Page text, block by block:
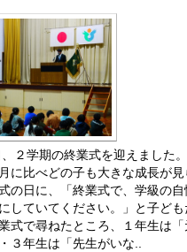
２学期の終業式を迎えました
に比べどの子も大きな成長が
の日に、「終業式で、学級の
していてください。」と子ども
式で尋ねたところ、１年生は
３年生は「先生がいな..